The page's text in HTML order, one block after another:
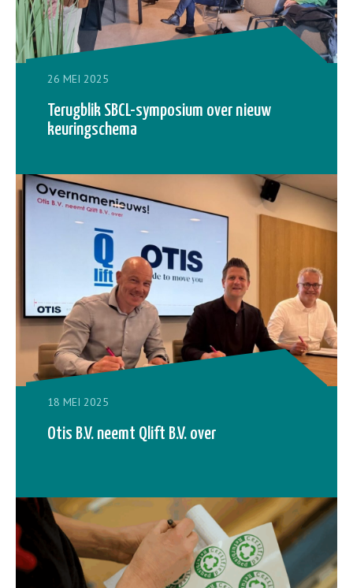
26 MEI 2025
Terugblik SBCL-symposium over nieuw
keuringschema
18 MEI 2025
Otis B.V. neemt Qlift B.V. over